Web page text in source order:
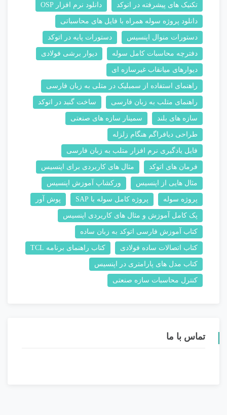
تکنیک های پیشرفته در اتوکد دانلود نرم افزار OSP
دانلود پروژه سوله همراه با فایل های محاسباتی
دستورات منوال اپنسیس دستورات پایه در اتوکد
دفترچه محاسبات کامل سوله دیوار برشی فولادی
دیوارهای میانقاب غیرسازه ای
راهنمای استفاده از سمبلیک در متلی به زبان فارسی
راهنمای متلب به زبان فارسی ساخت گنبد در اتوکد
سازه های بلند سمینار سازه های صنعتی
طراحی دیافراگم هنگام زلزله
فایل یادگیری نرم افزار متلب به زبان فارسی
فرمان های اتوکد مثال های کاربردی برای اپنسیس
مثال هایی از اپنسیس ورکشاپ آموزش اپنسیس
پروژه سوله پروژه کامل سوله با SAP پوش آور
پک کامل آموزش و مثال های کاریردی اپنسیس
کتاب آموزش فارسی اتوکد به زبان ساده
کتاب اتصالات ساده فولادی کتاب راهنمای برنامه TCL
کتاب مدل های پارامتری در اپنسیس
کنترل محاسبات سازه صنعتی
تماس با ما